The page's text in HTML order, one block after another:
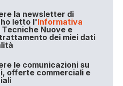
la newsletter di
letto l'Informativa
Nuove e
dei miei dati
le comunicazioni su
offerte commerciali e